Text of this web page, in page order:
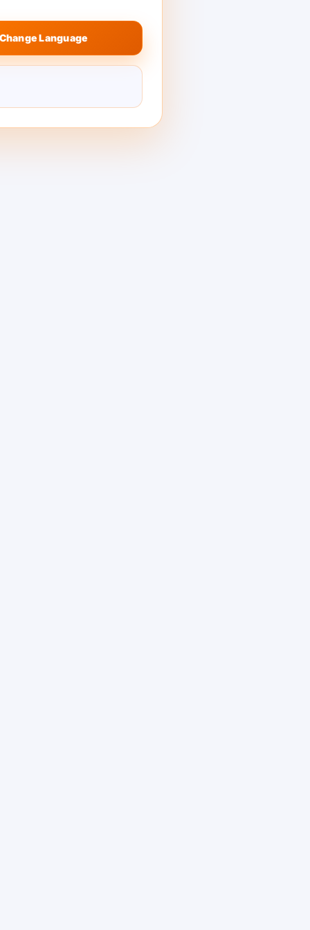
Language